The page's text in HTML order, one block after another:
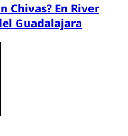
Chivas? En River
Guadalajara